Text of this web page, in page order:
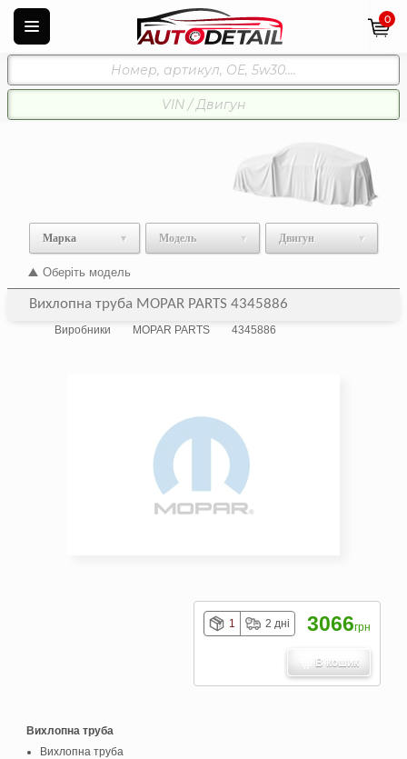
0
Марка Модель Двигун
Оберіть модель
Вихлопна труба MOPAR PARTS 4345886
Виробники MOPAR PARTS 4345886
Вихлопна труба
Вихлопна труба
1 2 дні 3066грн
В кошик